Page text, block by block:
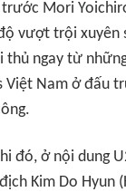
Mori
vượt trội xuyên
thủ ngay từ
Việt Nam ở đấu
đó, ở nội dung
Kim Do Hyun